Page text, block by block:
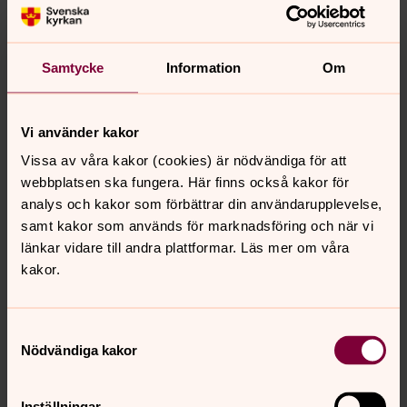
Samtycke Information Om
Vi använder kakor
Vissa av våra kakor (cookies) är nödvändiga för att
webbplatsen ska fungera. Här finns också kakor för
analys och kakor som förbättrar din användarupplevelse,
samt kakor som används för marknadsföring och när vi
länkar vidare till andra plattformar. Läs mer om våra
kakor.
Nödvändiga kakor
Här finner du de tider ambassaden och konsulaten
Aktuellt
augusti 2026
3 4 5